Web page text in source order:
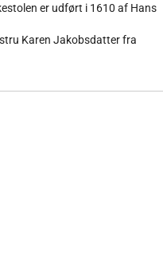
er udført i 1610 af Hans
Karen Jakobsdatter fra